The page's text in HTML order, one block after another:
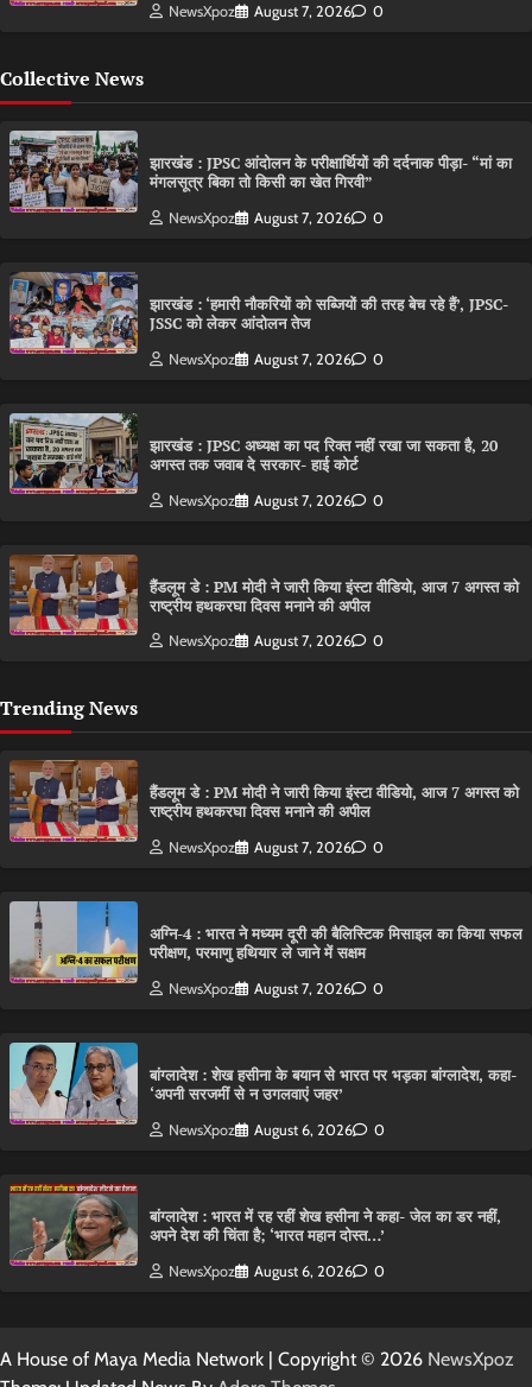
NewsXpoz August 7, 2026 0
Collective News
झारखंड : JPSC आंदोलन के परीक्षार्थियों की दर्दनाक पीड़ा- “मां का
मंगलसूत्र बिका तो किसी का खेत गिरवी”
NewsXpoz August 7, 2026 0
झारखंड : ‘हमारी नौकरियों को सब्जियों की तरह बेच रहे हैं’, JPSC-
JSSC को लेकर आंदोलन तेज
NewsXpoz August 7, 2026 0
झारखंड : JPSC अध्यक्ष का पद रिक्त नहीं रखा जा सकता है, 20
अगस्त तक जवाब दे सरकार- हाई कोर्ट
NewsXpoz August 7, 2026 0
हैंडलूम डे : PM मोदी ने जारी किया इंस्टा वीडियो, आज 7 अगस्त को
राष्ट्रीय हथकरघा दिवस मनाने की अपील
NewsXpoz August 7, 2026 0
Trending News
हैंडलूम डे : PM मोदी ने जारी किया इंस्टा वीडियो, आज 7 अगस्त को
राष्ट्रीय हथकरघा दिवस मनाने की अपील
NewsXpoz August 7, 2026 0
अग्नि-4 : भारत ने मध्यम दूरी की बैलिस्टिक मिसाइल का किया सफल
परीक्षण, परमाणु हथियार ले जाने में सक्षम
NewsXpoz August 7, 2026 0
बांग्लादेश : शेख हसीना के बयान से भारत पर भड़का बांग्लादेश, कहा-
‘अपनी सरजमीं से न उगलवाएं जहर’
NewsXpoz August 6, 2026 0
बांग्लादेश : भारत में रह रहीं शेख हसीना ने कहा- जेल का डर नहीं,
अपने देश की चिंता है; ‘भारत महान दोस्त…’
NewsXpoz August 6, 2026 0
A House of Maya Media Network | Copyright © 2026 NewsXpoz